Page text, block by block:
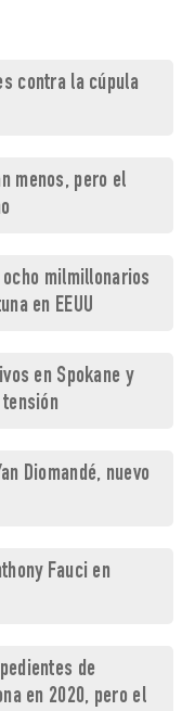
contra la cúpula
menos, pero el
milmillonarios
en EEUU
en Spokane y
Diomandé, nuevo
Fauci en
de
en 2020, pero el